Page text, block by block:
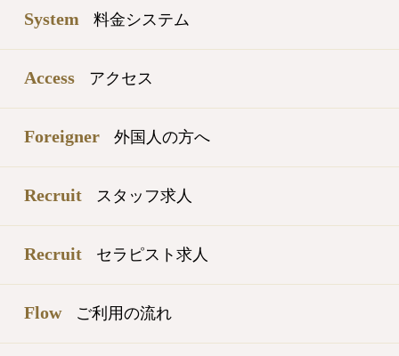
System 料金システム
Access アクセス
Foreigner 外国人の方へ
Recruit スタッフ求人
Recruit セラピスト求人
Flow ご利用の流れ